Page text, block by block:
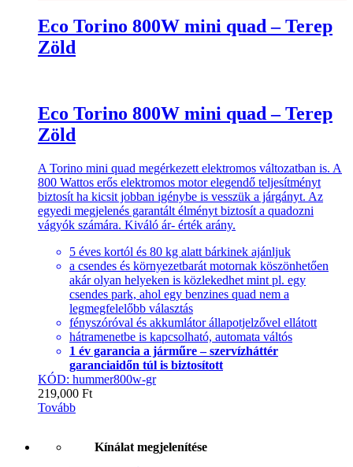
Eco Torino 800W mini quad – Terep
Zöld
Eco Torino 800W mini quad – Terep
Zöld
A Torino mini quad megérkezett elektromos változatban is. A
800 Wattos erős elektromos motor elegendő teljesítményt
biztosít ha kicsit jobban igénybe is vesszük a járgányt. Az
egyedi megjelenés garantált élményt biztosít a quadozni
vágyók számára. Kiváló ár- érték arány.
5 éves kortól és 80 kg alatt bárkinek ajánljuk
a csendes és környezetbarát motornak köszönhetően
akár olyan helyeken is közlekedhet mint pl. egy
csendes park, ahol egy benzines quad nem a
legmegfelelőbb választás
fényszóróval és akkumlátor állapotjelzővel ellátott
hátramenetbe is kapcsolható, automata váltós
1 év garancia a járműre – szervízháttér
garanciaidőn túl is biztosított
KÓD: hummer800w-gr
219,000 Ft
Tovább
Kínálat megjelenítése